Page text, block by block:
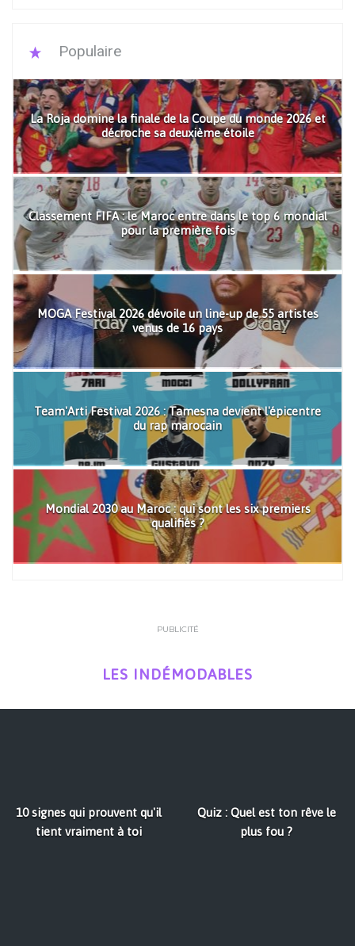
Populaire
La Roja domine la finale de la Coupe du monde 2026 et
décroche sa deuxième étoile
Classement FIFA : le Maroc entre dans le top 6 mondial
pour la première fois
MOGA Festival 2026 dévoile un line-up de 55 artistes
venus de 16 pays
Team'Arti Festival 2026 : Tamesna devient l'épicentre
du rap marocain
Mondial 2030 au Maroc : qui sont les six premiers
qualifiés ?
PUBLICITÉ
LES INDÉMODABLES
10 signes qui prouvent qu'il
tient vraiment à toi
Quiz : Quel est ton rêve le
plus fou ?